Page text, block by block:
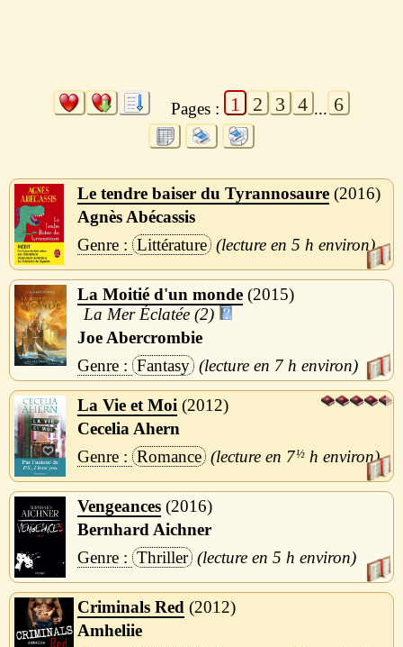
Pages : 1 2 3 4 ... 6
Le tendre baiser du Tyrannosaure 2016
Agnès Abécassis
Littérature
5 h
La Moitié d'un monde 2015
La Mer Éclatée (2)
Joe Abercrombie
Fantasy
7 h
La Vie et Moi
2012
Cecelia Ahern
Romance
7½ h
Vengeances 2016
Bernhard Aichner
Thriller
5 h
Criminals Red
2012
Amheliie